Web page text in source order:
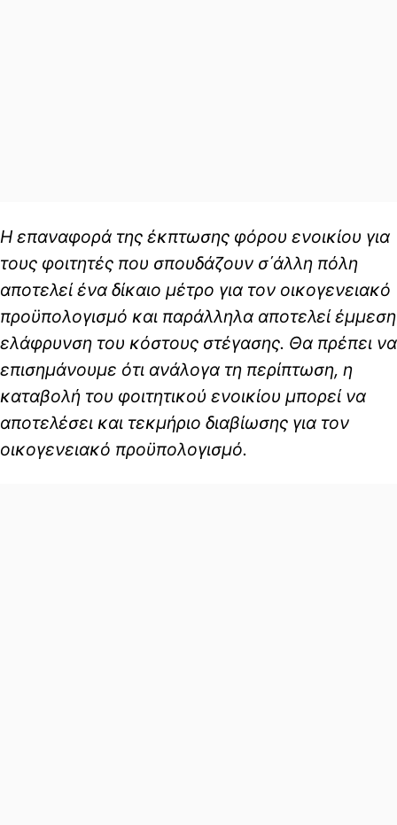
Η επαναφορά της έκπτωσης φόρου ενοικίου για
τους φοιτητές που σπουδάζουν σ΄άλλη πόλη
αποτελεί ένα δίκαιο μέτρο για τον οικογενειακό
προϋπολογισμό και παράλληλα αποτελεί έμμεση
ελάφρυνση του κόστους στέγασης. Θα πρέπει να
επισημάνουμε ότι ανάλογα τη περίπτωση, η
καταβολή του φοιτητικού ενοικίου μπορεί να
αποτελέσει και τεκμήριο διαβίωσης για τον
οικογενειακό προϋπολογισμό.